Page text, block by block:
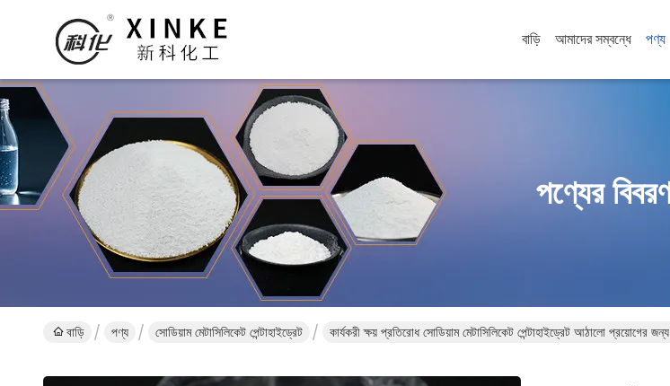
বাড়ি আমাদের সম্বন্ধে পণ্য
পণ্যের
বাড়ি পণ্য সোডিয়াম মেটাসিলিকেট পেন্টাহাইড্রেট কার্যকরী ক্ষয় প্রতিরোধ সোডিয়াম মেটাসিলিকেট পেন্টাহাইড্রেট আঠালো প্রয়োগের